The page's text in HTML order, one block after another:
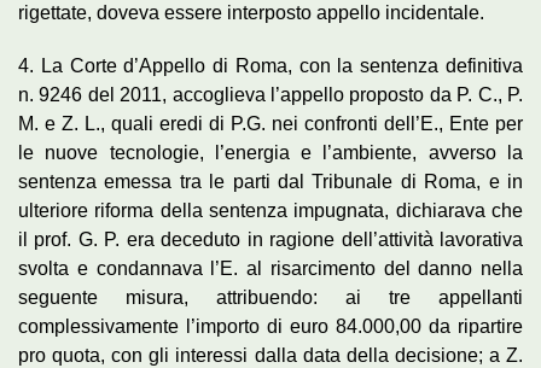
rigettate, doveva essere interposto appello incidentale.
4. La Corte d’Appello di Roma, con la sentenza definitiva
n. 9246 del 2011, accoglieva l’appello proposto da P. C., P.
M. e Z. L., quali eredi di P.G. nei confronti dell’E., Ente per
le nuove tecnologie, l’energia e l’ambiente, avverso la
sentenza emessa tra le parti dal Tribunale di Roma, e in
ulteriore riforma della sentenza impugnata, dichiarava che
il prof. G. P. era deceduto in ragione dell’attività lavorativa
svolta e condannava l’E. al risarcimento del danno nella
seguente misura, attribuendo: ai tre appellanti
complessivamente l’importo di euro 84.000,00 da ripartire
pro quota, con gli interessi dalla data della decisione; a Z.